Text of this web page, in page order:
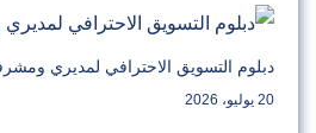
دبلوم التسويق الاحترافي لمديري
20 يوليو، 2026